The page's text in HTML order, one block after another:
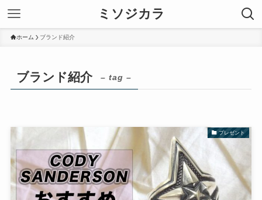
ミソジカラ
ホーム ブランド紹介
ブランド紹介 – tag –
プレゼント